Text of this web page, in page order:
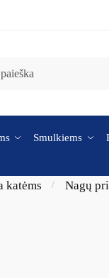
Smulkiems
katėms / Nagų